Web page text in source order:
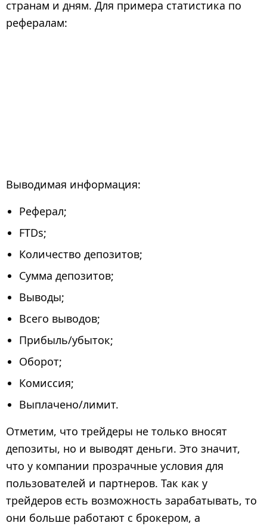
странам и дням. Для примера статистика по
рефералам:
Выводимая информация:
Реферал;
FTDs;
Количество депозитов;
Сумма депозитов;
Выводы;
Всего выводов;
Прибыль/убыток;
Оборот;
Комиссия;
Выплачено/лимит.
Отметим, что трейдеры не только вносят
депозиты, но и выводят деньги. Это значит,
что у компании прозрачные условия для
пользователей и партнеров. Так как у
трейдеров есть возможность зарабатывать, то
они больше работают с брокером, а